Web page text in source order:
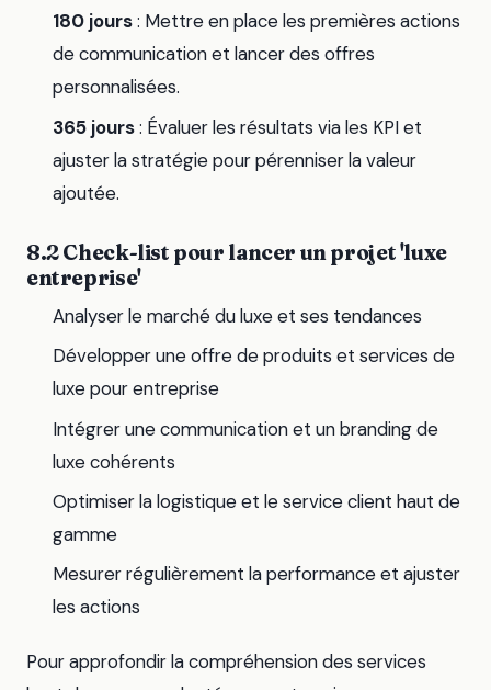
180 jours: Mettre en place les premières actions
de communication et lancer des offres
personnalisées.
365 jours: Évaluer les résultats via les KPI et
ajuster la stratégie pour pérenniser la valeur
ajoutée.
8.2 Check-list pour lancer un projet 'luxe
entreprise'
Analyser le marché du luxe et ses tendances
Développer une offre de produits et services de
luxe pour entreprise
Intégrer une communication et un branding de
luxe cohérents
Optimiser la logistique et le service client haut de
gamme
Mesurer régulièrement la performance et ajuster
les actions
Pour approfondir la compréhension des services